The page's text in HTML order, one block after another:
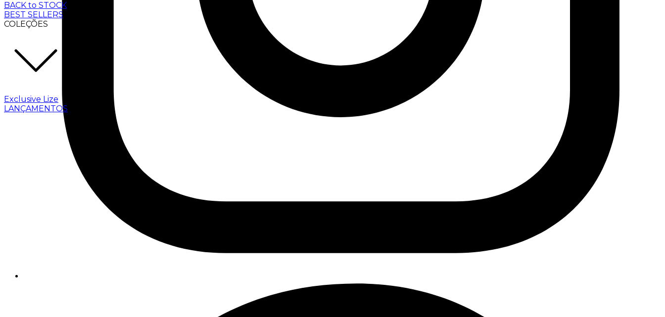
BACK to STOCK
BEST SELLERS
COLEÇÕES
Exclusive Lize
LANÇAMENTOS